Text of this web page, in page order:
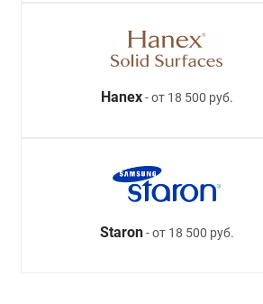
Hanex- от 18 500 руб.
Staron- от 18 500 руб.